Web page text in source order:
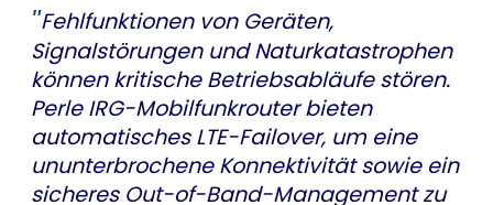
Fehlfunktionen von Geräten,
Signalstörungen und Naturkatastrophen
können kritische Betriebsabläufe stören.
Perle IRG-Mobilfunkrouter bieten
automatisches LTE-Failover, um eine
ununterbrochene Konnektivität sowie ein
sicheres Out-of-Band-Management zu